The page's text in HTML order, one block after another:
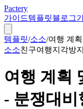
Pactery
가이드템플릿블로그
템플릿/소소/여행 계
소소친구여행지각방지
여행 계획
- 분쟁대비